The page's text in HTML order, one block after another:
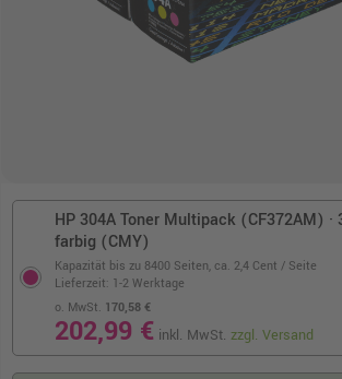
HP 304A Toner Multipack (CF372AM) ·
farbig (CMY)
Kapazität bis zu 8400 Seiten, ca. 2,4 Cent / Seite
o. MwSt. 170,58 €
202,99 € inkl. MwSt.zzgl. Versand
Lieferzeit: 1-2 Werktage